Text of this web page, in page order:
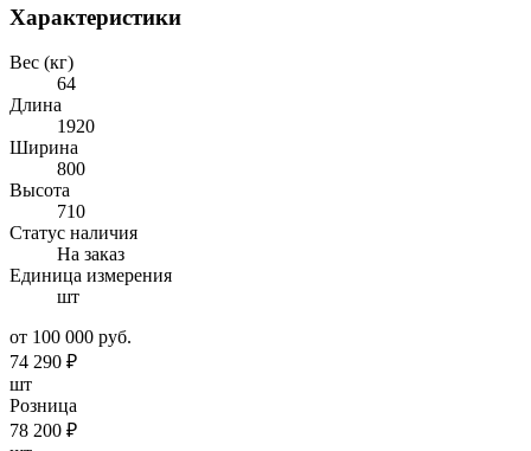
Характеристики
Вес (кг)
64
Длина
1920
Ширина
800
Высота
710
Статус наличия
На заказ
Единица измерения
шт
от 100 000 руб.
74 290 ₽
шт
Розница
78 200 ₽